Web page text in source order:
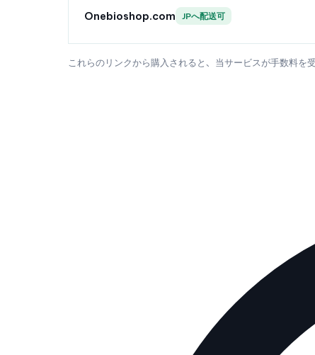
Onebioshop.com JPへ配送可
これらのリンクから購入されると、当サービスが手数料を